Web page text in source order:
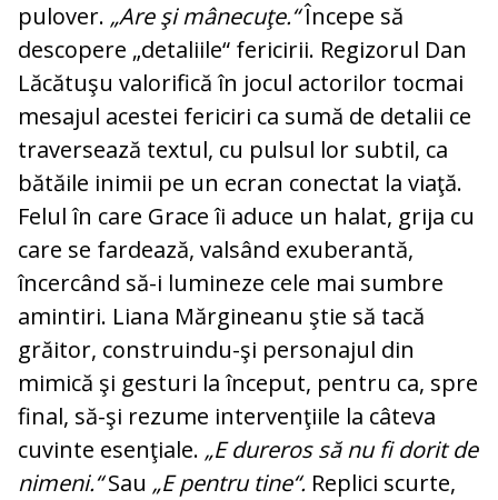
pulover. „Are şi mânecuţe.“Începe să
descopere „detaliile“ fericirii. Regizorul Dan
Lăcătuşu valorifică în jocul actorilor tocmai
mesajul acestei fericiri ca sumă de detalii ce
traversează textul, cu pulsul lor subtil, ca
bătăile inimii pe un ecran conectat la viaţă.
Felul în care Grace îi aduce un halat, grija cu
care se fardează, valsând exuberantă,
încercând să-i lumineze cele mai sumbre
amintiri. Liana Mărgineanu ştie să tacă
grăitor, construindu-şi personajul din
mimică şi gesturi la început, pentru ca, spre
final, să-şi rezume intervenţiile la câteva
cuvinte esenţiale. „E dureros să nu fi dorit de
nimeni.“Sau „E pentru tine“. Replici scurte,